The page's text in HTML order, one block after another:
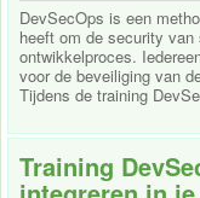
DevSecOps is een
heeft om de security
ontwikkelproces.
voor de beveiliging van
Tijdens de training
Training